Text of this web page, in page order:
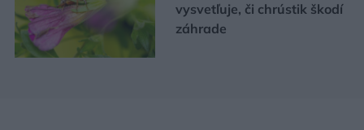
vysvetľuje, či chrústik škodí
záhrade